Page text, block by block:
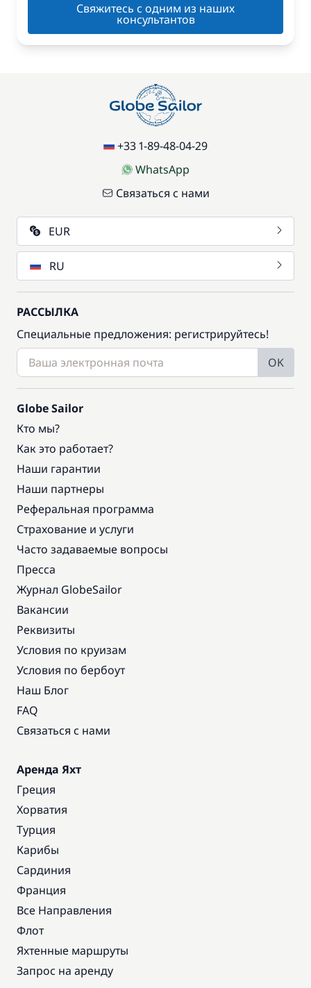
Свяжитесь с одним из наших
консультантов
+33 1-89-48-04-29
WhatsApp
Связаться с нами
EUR
RU
РАССЫЛКА
Специальные предложения: регистрируйтесь!
OK
Globe Sailor
Кто мы?
Как это работает?
Наши гарантии
Наши партнеры
Реферальная программа
Страхование и услуги
Часто задаваемые вопросы
Пресса
Журнал GlobeSailor
Вакансии
Реквизиты
Условия по круизам
Условия по бербоут
Наш Блог
FAQ
Связаться с нами
Аренда Яхт
Греция
Хорватия
Турция
Карибы
Сардиния
Франция
Все Направления
Флот
Яхтенные маршруты
Запрос на аренду